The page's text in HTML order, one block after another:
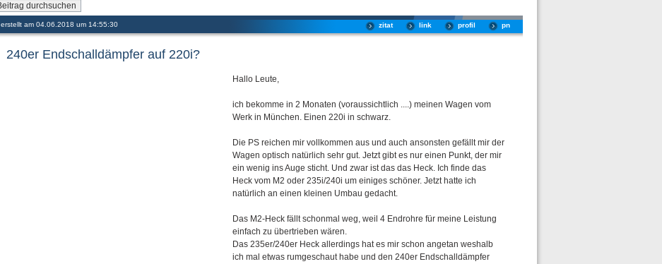
erstellt am 04.06.2018 um 14:55:30 pn
profil
link
zitat
240er Endschalldämpfer auf 220i?
Hallo Leute,
ich bekomme in 2 Monaten (voraussichtlich ....) meinen Wagen vom
Werk in München. Einen 220i in schwarz.
Die PS reichen mir vollkommen aus und auch ansonsten gefällt mir der
Wagen optisch natürlich sehr gut. Jetzt gibt es nur einen Punkt, der mir
ein wenig ins Auge sticht. Und zwar ist das das Heck. Ich finde das
Heck vom M2 oder 235i/240i um einiges schöner. Jetzt hatte ich
natürlich an einen kleinen Umbau gedacht.
Das M2-Heck fällt schonmal weg, weil 4 Endrohre für meine Leistung
einfach zu übertrieben wären.
Das 235er/240er Heck allerdings hat es mir schon angetan weshalb
ich mal etwas rumgeschaut habe und den 240er Endschalldämpfer